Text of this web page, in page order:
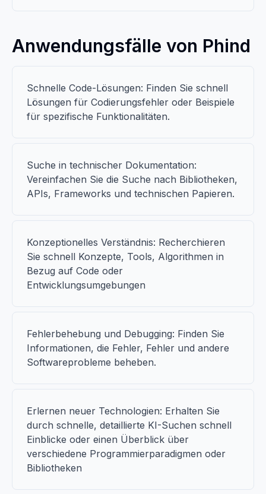
Anwendungsfälle von Phind
Schnelle Code-Lösungen: Finden Sie schnell
Lösungen für Codierungsfehler oder Beispiele
für spezifische Funktionalitäten.
Suche in technischer Dokumentation:
Vereinfachen Sie die Suche nach Bibliotheken,
APIs, Frameworks und technischen Papieren.
Konzeptionelles Verständnis: Recherchieren
Sie schnell Konzepte, Tools, Algorithmen in
Bezug auf Code oder
Entwicklungsumgebungen
Fehlerbehebung und Debugging: Finden Sie
Informationen, die Fehler, Fehler und andere
Softwareprobleme beheben.
Erlernen neuer Technologien: Erhalten Sie
durch schnelle, detaillierte KI-Suchen schnell
Einblicke oder einen Überblick über
verschiedene Programmierparadigmen oder
Bibliotheken